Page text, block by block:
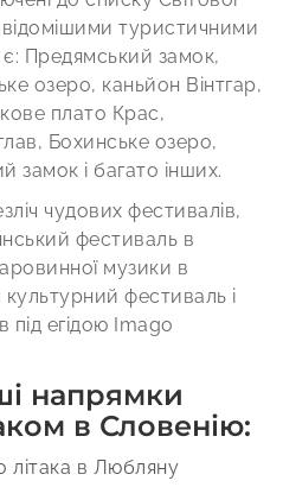
туристичними
Предямський замок,
озеро, каньйон Вінтгар,
плато Крас,
Бохинське озеро,
замок і багато інших.
чудових фестивалів,
фестиваль в
музики в
фестиваль і
під егідою Imago
напрямки
в Словенію:
літака в Любляну